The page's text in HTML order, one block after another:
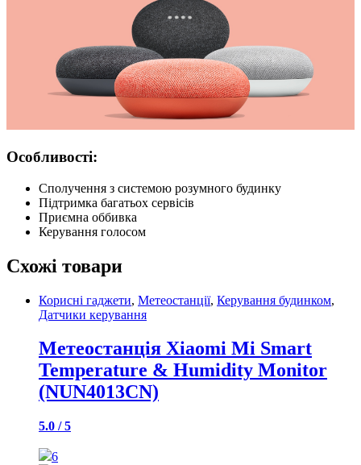
Особливості:
Сполучення з системою розумного будинку
Підтримка багатьох сервісів
Приємна оббивка
Керування голосом
Схожі товари
Корисні гаджети, Метеостанції, Керування будинком,
Датчики керування
Метеостанція Xiaomi Mi Smart
Temperature & Humidity Monitor
(NUN4013CN)
5.0 / 5
6